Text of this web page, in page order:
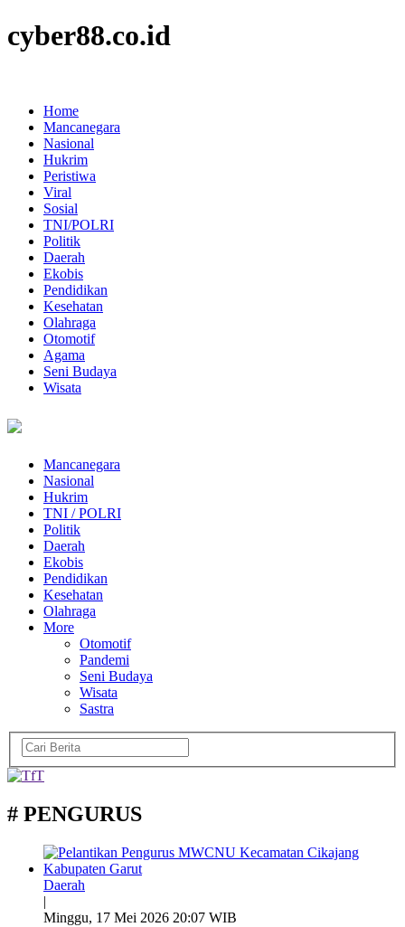
cyber88.co.id
Home
Mancanegara
Nasional
Hukrim
Peristiwa
Viral
Sosial
TNI/POLRI
Politik
Daerah
Ekobis
Pendidikan
Kesehatan
Olahraga
Otomotif
Agama
Seni Budaya
Wisata
Mancanegara
Nasional
Hukrim
TNI / POLRI
Politik
Daerah
Ekobis
Pendidikan
Kesehatan
Olahraga
More
Otomotif
Pandemi
Seni Budaya
Wisata
Sastra
# PENGURUS
Daerah
|
Minggu, 17 Mei 2026 20:07 WIB